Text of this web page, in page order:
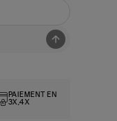
PAIEMENT EN
3X,4X